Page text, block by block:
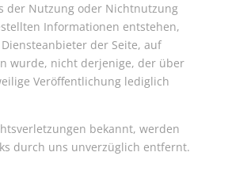
der Nutzung oder Nichtnutzung
Informationen entstehen,
der Seite, auf
wurde, nicht derjenige, der über
Veröffentlichung lediglich
bekannt, werden
durch uns unverzüglich entfernt.